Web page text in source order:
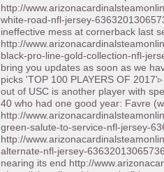
http://
white-road-nfl-jersey-
ineffective mess at cornerback last
http://
black-pro-line-gold-collection-nfl-
bring you updates as soon as we
picks 'TOP 100 PLAYERS OF
out of USC is another player with
40 who had one good year: Favre
http://
green-salute-to-service-nfl-jersey-
http://
alternate-nfl-jersey-
nearing its end http://